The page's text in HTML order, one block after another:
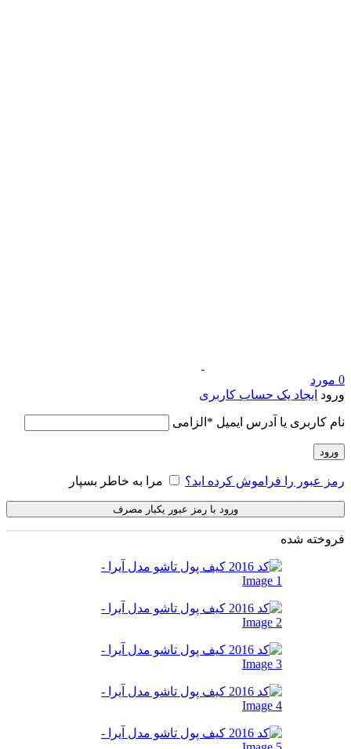
0 مورد
ورود ایجاد یک حساب کاربری
نام کاربری یا آدرس ایمیل * الزامی
ورود
رمز عبور را فراموش کرده اید؟ مرا به خاطر بسپار
ورود با رمز عبور یکبار مصرف
فروخته شده